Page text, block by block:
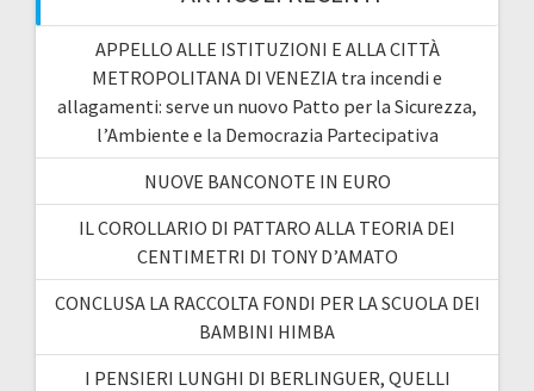
APPELLO ALLE ISTITUZIONI E ALLA CITTÀ
METROPOLITANA DI VENEZIA tra incendi e
allagamenti: serve un nuovo Patto per la Sicurezza,
l’Ambiente e la Democrazia Partecipativa
NUOVE BANCONOTE IN EURO
IL COROLLARIO DI PATTARO ALLA TEORIA DEI
CENTIMETRI DI TONY D’AMATO
CONCLUSA LA RACCOLTA FONDI PER LA SCUOLA DEI
BAMBINI HIMBA
I PENSIERI LUNGHI DI BERLINGUER, QUELLI